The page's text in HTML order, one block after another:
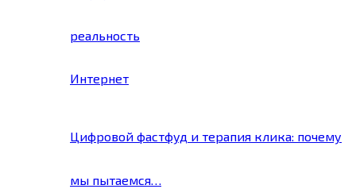
реальность
Интернет
Цифровой фастфуд и терапия клика: почему
мы пытаемся…